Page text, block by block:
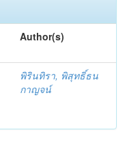
Author(s)
พิรินทิรา, พิสุทธิ์ธน
กาญจน์